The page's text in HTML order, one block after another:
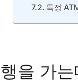
특정
을 가